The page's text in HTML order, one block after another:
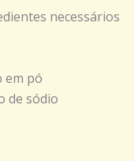
necessários
em pó
de sódio